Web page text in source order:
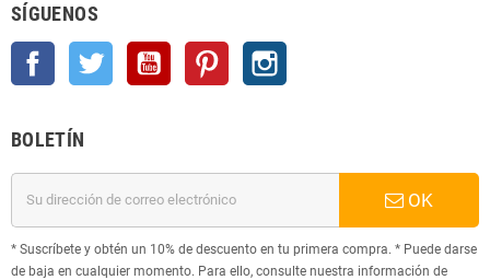
SÍGUENOS
Facebook Twitter YouTube Pinterest
BOLETÍN
OK
* Suscríbete y obtén un 10% de descuento en tu primera compra. * Puede darse
de baja en cualquier momento. Para ello, consulte nuestra información de